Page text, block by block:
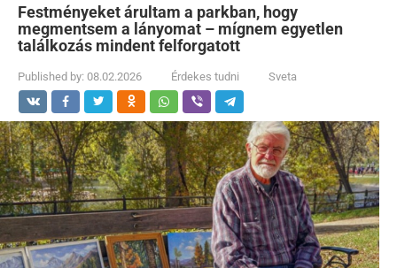
Festményeket árultam a parkban, hogy
megmentsem a lányomat – mígnem egyetlen
találkozás mindent felforgatott
Published by: 08.02.2026 Érdekes tudni Sveta